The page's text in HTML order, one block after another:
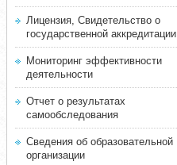
Лицензия, Свидетельство о
государственной аккредитации
Мониторинг эффективности
деятельности
Отчет о результатах
самообследования
Сведения об образовательной
организации